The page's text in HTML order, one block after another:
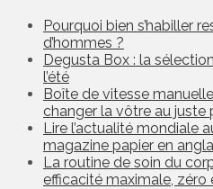
Pourquoi bien s’habiller
d’hommes ?
Degusta Box : la
l’été
Boîte de vitesse
changer la vôtre au juste
Lire l’actualité mondiale
magazine papier en
La routine de soin du
efficacité maximale,